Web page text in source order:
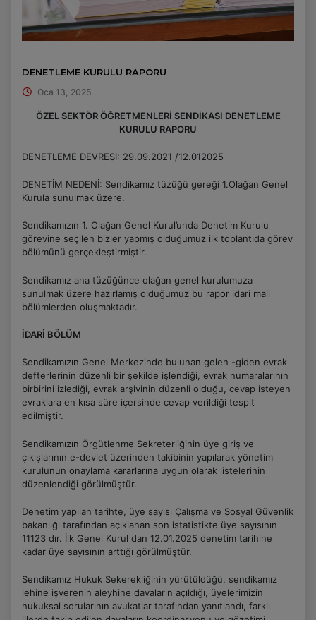
DENETLEME KURULU RAPORU
Oca 13, 2025
ÖZEL SEKTÖR ÖĞRETMENLERİ SENDİKASI DENETLEME
KURULU RAPORU
DENETLEME DEVRESİ: 29.09.2021 /12.012025
DENETİM NEDENİ: Sendikamız tüzüğü gereği 1.Olağan Genel
Kurula sunulmak üzere.
Sendikamızın 1. Olağan Genel Kurul’unda Denetim Kurulu
görevine seçilen bizler yapmış olduğumuz ilk toplantıda görev
bölümünü gerçekleştirmiştir.
Sendikamız ana tüzüğünce olağan genel kurulumuza
sunulmak üzere hazırlamış olduğumuz bu rapor idari mali
bölümlerden oluşmaktadır.
İDARİ BÖLÜM
Sendikamızın Genel Merkezinde bulunan gelen -giden evrak
defterlerinin düzenli bir şekilde işlendiği, evrak numaralarının
birbirini izlediği, evrak arşivinin düzenli olduğu, cevap isteyen
evraklara en kısa süre içersinde cevap verildiği tespit
edilmiştir.
Sendikamızın Örgütlenme Sekreterliğinin üye giriş ve
çıkışlarının e-devlet üzerinden takibinin yapılarak yönetim
kurulunun onaylama kararlarına uygun olarak listelerinin
düzenlendiği görülmüştür.
Denetim yapılan tarihte, üye sayısı Çalışma ve Sosyal Güvenlik
bakanlığı tarafından açıklanan son istatistikte üye sayısının
11123 dır. İlk Genel Kurul dan 12.01.2025 denetim tarihine
kadar üye sayısının arttığı görülmüştür.
Sendikamız Hukuk Sekerekliğinin yürütüldüğü, sendikamız
lehine işverenin aleyhine davaların açıldığı, üyelerimizin
hukuksal sorularının avukatlar tarafından yanıtlandı, farklı